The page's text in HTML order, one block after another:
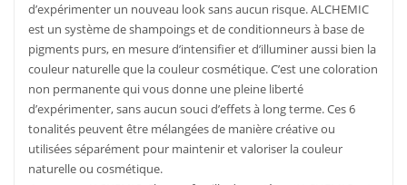
d’expérimenter un nouveau look sans aucun risque. ALCHEMIC
est un système de shampoings et de conditionneurs à base de
pigments purs, en mesure d’intensifier et d’illuminer aussi bien la
couleur naturelle que la couleur cosmétique. C’est une coloration
non permanente qui vous donne une pleine liberté
d’expérimenter, sans aucun souci d’effets à long terme. Ces 6
tonalités peuvent être mélangées de manière créative ou
utilisées séparément pour maintenir et valoriser la couleur
naturelle ou cosmétique.